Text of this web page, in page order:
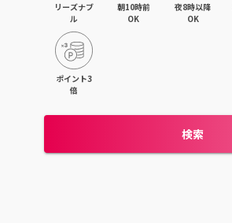
リーズナブ
ル
朝10時前
OK
夜8時以降
OK
ポイント3
倍
検索